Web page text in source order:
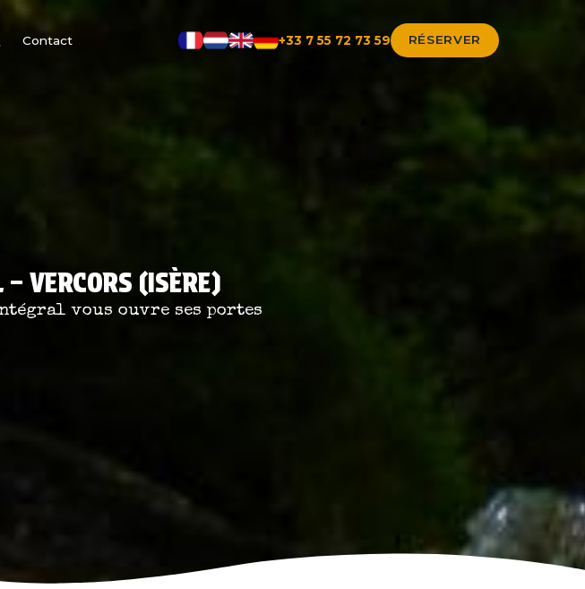
Contact +33 7 55 72 73 59 RÉSERVER
vous ouvre ses portes
– VERCORS (ISÈRE)